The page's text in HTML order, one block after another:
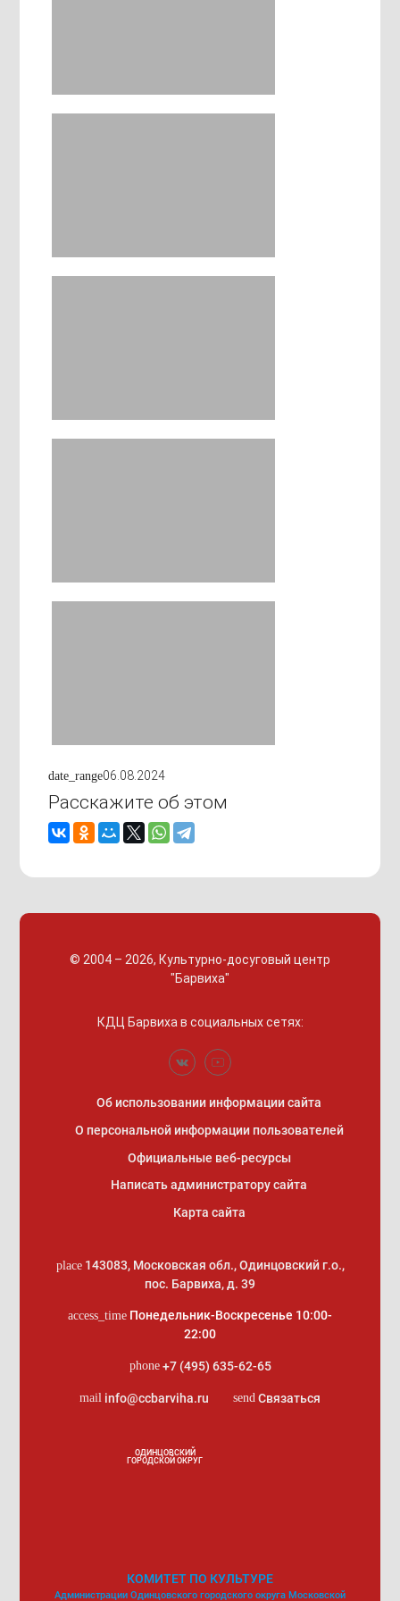
date_range06.08.2024
Расскажите об этом
© 2004 – 2026, Культурно-досуговый центр
"Барвиха"
КДЦ Барвиха в социальных сетях:
Об использовании информации сайта
О персональной информации пользователей
Официальные веб-ресурсы
Написать администратору сайта
Карта сайта
place 143083, Московская обл., Одинцовский г.о.,
пос. Барвиха, д. 39
access_time Понедельник-Воскресенье 10:00-
22:00
phone +7 (495) 635-62-65
mail info@ccbarviha.ru send Связаться
ОДИНЦОВСКИЙ
ГОРОДСКОЙ ОКРУГ
КОМИТЕТ ПО КУЛЬТУРЕ
Администрации Одинцовского городского округа Московской